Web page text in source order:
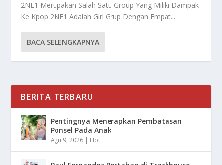
2NE1 Merupakan Salah Satu Group Yang Miliki Dampak
Ke Kpop 2NE1 Adalah Girl Grup Dengan Empat...
BACA SELENGKAPNYA
BERITA TERBARU
Pentingnya Menerapkan Pembatasan
Ponsel Pada Anak
Agu 9, 2026 | Hot